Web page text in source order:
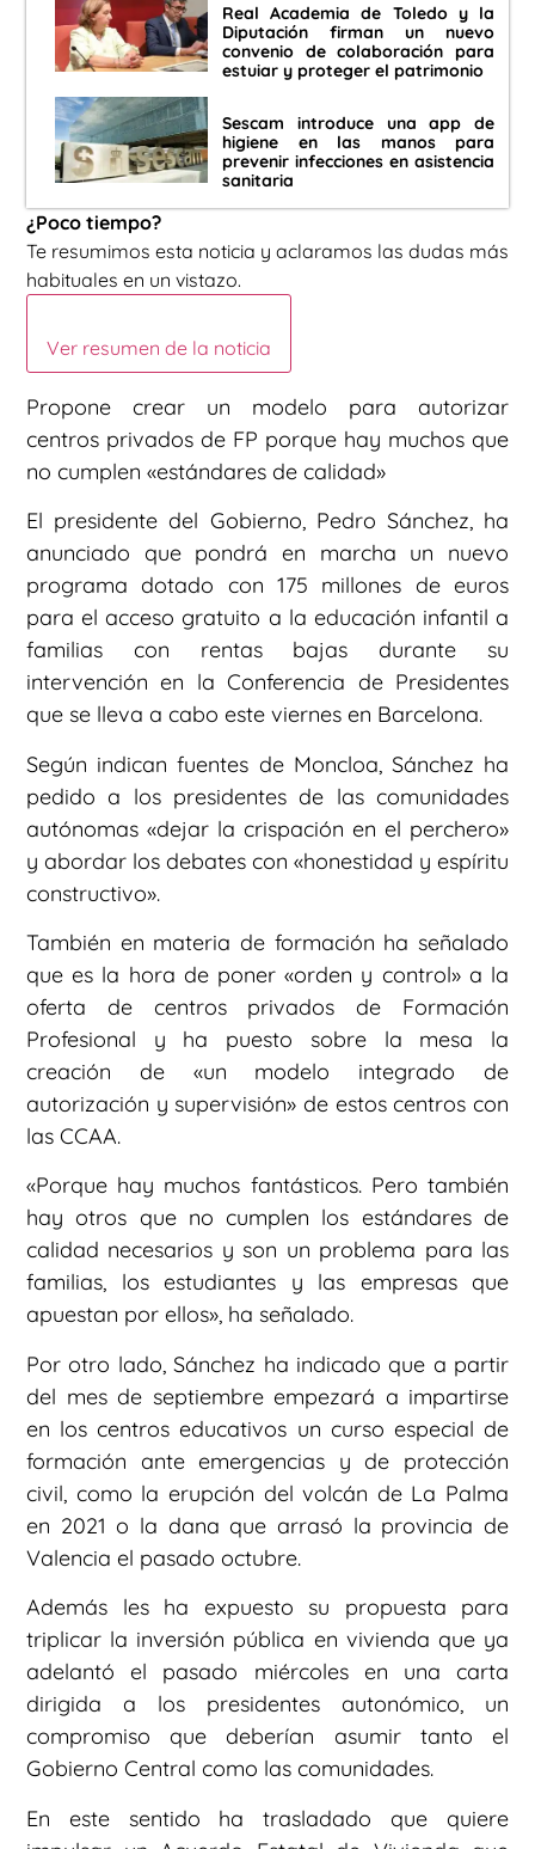
Real Academia de Toledo y la
Diputación firman un nuevo
convenio de colaboración para
estuiar y proteger el patrimonio
Sescam introduce una app de
higiene en las manos para
prevenir infecciones en asistencia
sanitaria
¿Poco tiempo?
Te resumimos esta noticia y aclaramos las dudas más
habituales en un vistazo.
Ver resumen de la noticia
Propone crear un modelo para autorizar
centros privados de FP porque hay muchos que
no cumplen «estándares de calidad»
El presidente del Gobierno, Pedro Sánchez, ha
anunciado que pondrá en marcha un nuevo
programa dotado con 175 millones de euros
para el acceso gratuito a la educación infantil a
familias con rentas bajas durante su
intervención en la Conferencia de Presidentes
que se lleva a cabo este viernes en Barcelona.
Según indican fuentes de Moncloa, Sánchez ha
pedido a los presidentes de las comunidades
autónomas «dejar la crispación en el perchero»
y abordar los debates con «honestidad y espíritu
constructivo».
También en materia de formación ha señalado
que es la hora de poner «orden y control» a la
oferta de centros privados de Formación
Profesional y ha puesto sobre la mesa la
creación de «un modelo integrado de
autorización y supervisión» de estos centros con
las CCAA.
«Porque hay muchos fantásticos. Pero también
hay otros que no cumplen los estándares de
calidad necesarios y son un problema para las
familias, los estudiantes y las empresas que
apuestan por ellos», ha señalado.
Por otro lado, Sánchez ha indicado que a partir
del mes de septiembre empezará a impartirse
en los centros educativos un curso especial de
formación ante emergencias y de protección
civil, como la erupción del volcán de La Palma
en 2021 o la dana que arrasó la provincia de
Valencia el pasado octubre.
Además les ha expuesto su propuesta para
triplicar la inversión pública en vivienda que ya
adelantó el pasado miércoles en una carta
dirigida a los presidentes autonómico, un
compromiso que deberían asumir tanto el
Gobierno Central como las comunidades.
En este sentido ha trasladado que quiere